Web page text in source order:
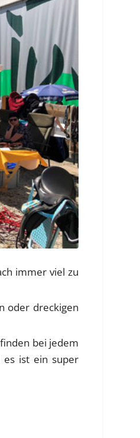
immer viel zu
oder dreckigen
bei jedem
es ist ein super